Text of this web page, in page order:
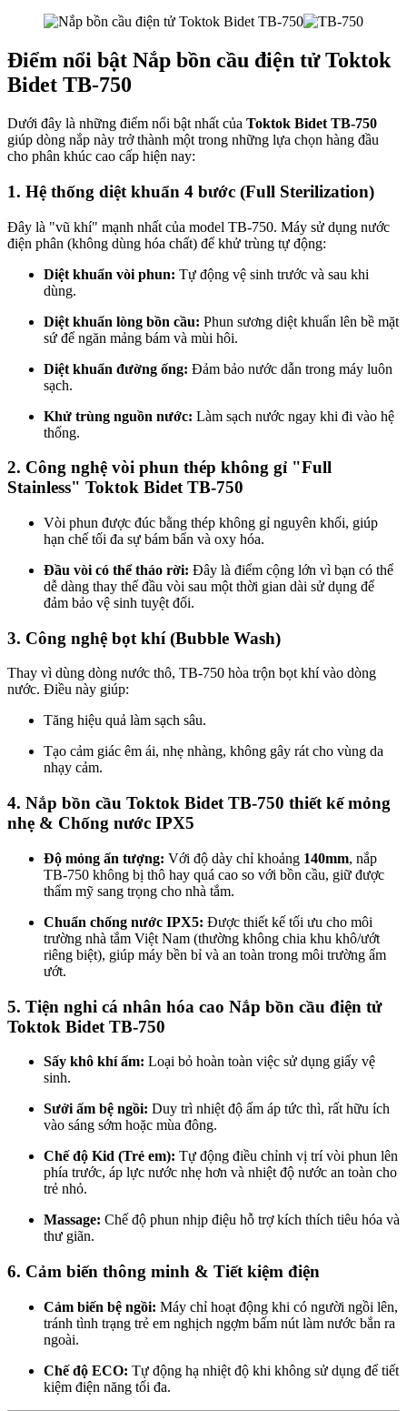
Điểm nổi bật Nắp bồn cầu điện tử Toktok
Bidet TB-750
Dưới đây là những điểm nổi bật nhất của Toktok Bidet TB-750
giúp dòng nắp này trở thành một trong những lựa chọn hàng đầu
cho phân khúc cao cấp hiện nay:
1. Hệ thống diệt khuẩn 4 bước (Full Sterilization)
Đây là "vũ khí" mạnh nhất của model TB-750. Máy sử dụng nước
điện phân (không dùng hóa chất) để khử trùng tự động:
Diệt khuẩn vòi phun: Tự động vệ sinh trước và sau khi
dùng.
Diệt khuẩn lòng bồn cầu: Phun sương diệt khuẩn lên bề mặt
sứ để ngăn mảng bám và mùi hôi.
Diệt khuẩn đường ống: Đảm bảo nước dẫn trong máy luôn
sạch.
Khử trùng nguồn nước: Làm sạch nước ngay khi đi vào hệ
thống.
2. Công nghệ vòi phun thép không gỉ "Full
Stainless" Toktok Bidet TB-750
Vòi phun được đúc bằng thép không gỉ nguyên khối, giúp
hạn chế tối đa sự bám bẩn và oxy hóa.
Đầu vòi có thể tháo rời: Đây là điểm cộng lớn vì bạn có thể
dễ dàng thay thế đầu vòi sau một thời gian dài sử dụng để
đảm bảo vệ sinh tuyệt đối.
3. Công nghệ bọt khí (Bubble Wash)
Thay vì dùng dòng nước thô, TB-750 hòa trộn bọt khí vào dòng
nước. Điều này giúp:
Tăng hiệu quả làm sạch sâu.
Tạo cảm giác êm ái, nhẹ nhàng, không gây rát cho vùng da
nhạy cảm.
4. Nắp bồn cầu Toktok Bidet TB-750 thiết kế mỏng
nhẹ & Chống nước IPX5
Độ mỏng ấn tượng: Với độ dày chỉ khoảng 140mm, nắp
TB-750 không bị thô hay quá cao so với bồn cầu, giữ được
thẩm mỹ sang trọng cho nhà tắm.
Chuẩn chống nước IPX5: Được thiết kế tối ưu cho môi
trường nhà tắm Việt Nam (thường không chia khu khô/ướt
riêng biệt), giúp máy bền bỉ và an toàn trong môi trường ẩm
ướt.
5. Tiện nghi cá nhân hóa cao Nắp bồn cầu điện tử
Toktok Bidet TB-750
Sấy khô khí ấm: Loại bỏ hoàn toàn việc sử dụng giấy vệ
sinh.
Sưởi ấm bệ ngồi: Duy trì nhiệt độ ấm áp tức thì, rất hữu ích
vào sáng sớm hoặc mùa đông.
Chế độ Kid (Trẻ em): Tự động điều chỉnh vị trí vòi phun lên
phía trước, áp lực nước nhẹ hơn và nhiệt độ nước an toàn cho
trẻ nhỏ.
Massage: Chế độ phun nhịp điệu hỗ trợ kích thích tiêu hóa và
thư giãn.
6. Cảm biến thông minh & Tiết kiệm điện
Cảm biến bệ ngồi: Máy chỉ hoạt động khi có người ngồi lên,
tránh tình trạng trẻ em nghịch ngợm bấm nút làm nước bắn ra
ngoài.
Chế độ ECO: Tự động hạ nhiệt độ khi không sử dụng để tiết
kiệm điện năng tối đa.